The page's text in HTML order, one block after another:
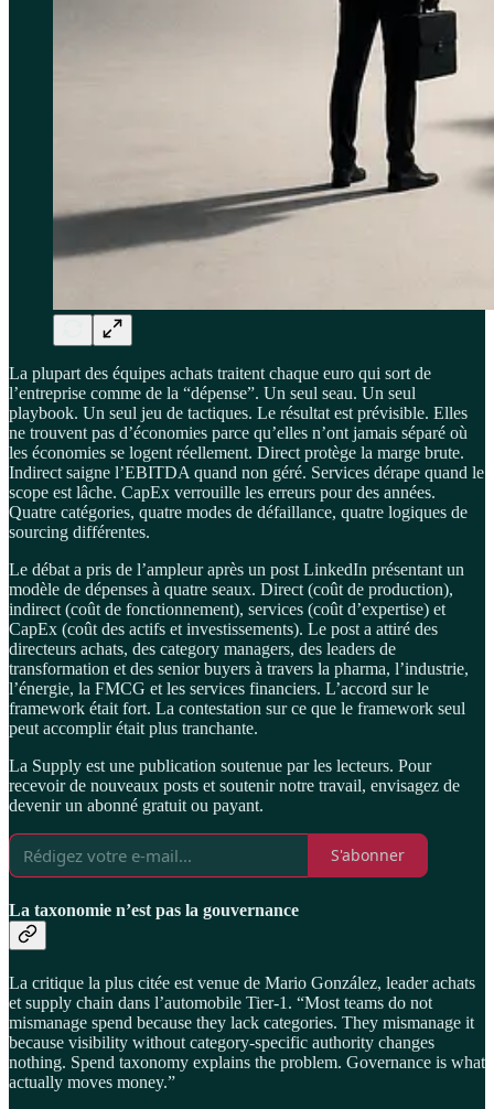
La plupart des équipes achats traitent chaque euro qui sort de
l’entreprise comme de la “dépense”. Un seul seau. Un seul
playbook. Un seul jeu de tactiques. Le résultat est prévisible. Elles
ne trouvent pas d’économies parce qu’elles n’ont jamais séparé où
les économies se logent réellement. Direct protège la marge brute.
Indirect saigne l’EBITDA quand non géré. Services dérape quand le
scope est lâche. CapEx verrouille les erreurs pour des années.
Quatre catégories, quatre modes de défaillance, quatre logiques de
sourcing différentes.
Le débat a pris de l’ampleur après un post LinkedIn présentant un
modèle de dépenses à quatre seaux. Direct (coût de production),
indirect (coût de fonctionnement), services (coût d’expertise) et
CapEx (coût des actifs et investissements). Le post a attiré des
directeurs achats, des category managers, des leaders de
transformation et des senior buyers à travers la pharma, l’industrie,
l’énergie, la FMCG et les services financiers. L’accord sur le
framework était fort. La contestation sur ce que le framework seul
peut accomplir était plus tranchante.
La Supply est une publication soutenue par les lecteurs. Pour
recevoir de nouveaux posts et soutenir notre travail, envisagez de
devenir un abonné gratuit ou payant.
S'abonner
La taxonomie n’est pas la gouvernance
La critique la plus citée est venue de Mario González, leader achats
et supply chain dans l’automobile Tier-1. “Most teams do not
mismanage spend because they lack categories. They mismanage it
because visibility without category-specific authority changes
nothing. Spend taxonomy explains the problem. Governance is what
actually moves money.”